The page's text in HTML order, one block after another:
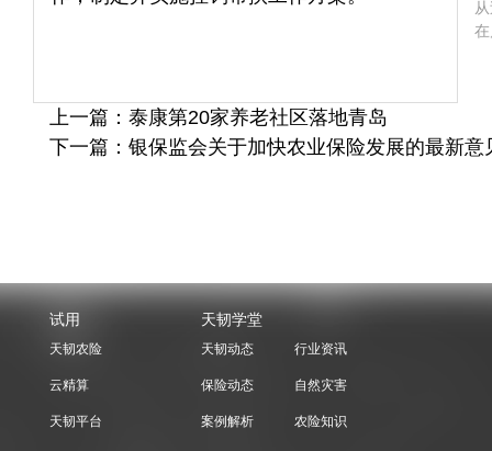
上一篇：泰康第20家养老社区落地青岛
下一篇：银保监会关于加快农业保险发展的最新意
试用
天韧农险
云精算
天韧平台
天韧学堂
天韧动态 行业资讯
保险动态 自然灾害
案例解析 农险知识